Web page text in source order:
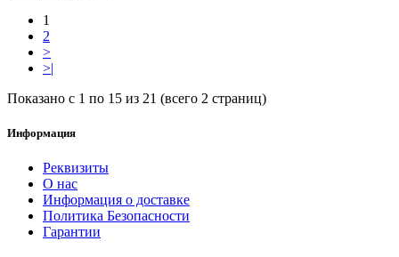
1
2
>
>|
Показано с 1 по 15 из 21 (всего 2 страниц)
Информация
Реквизиты
О нас
Информация о доставке
Политика Безопасности
Гарантии